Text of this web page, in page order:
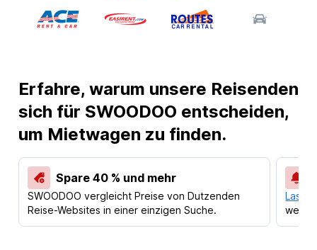
Erfahre, warum unsere Reisenden
sich für SWOODOO entscheiden,
um Mietwagen zu finden.
Spare 40 % und mehr
SWOODOO vergleicht Preise von Dutzenden
Reise-Websites in einer einzigen Suche.
Lass